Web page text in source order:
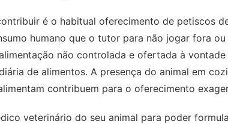
é o habitual oferecimento de petiscos
humano que o tutor para não jogar fora ou
não controlada e ofertada à
de alimentos. A presença do animal em
contribuem para o oferecimento
veterinário do seu animal para poder